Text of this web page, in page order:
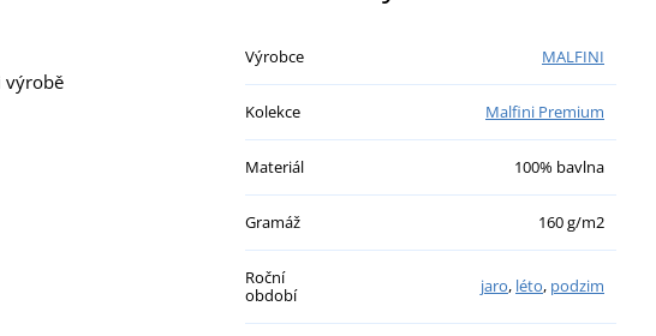
výrobě
Výrobce MALFINI
Kolekce Malfini Premium
Materiál 100% bavlna
Gramáž 160 g/m2
Roční
období
jaro, léto, podzim